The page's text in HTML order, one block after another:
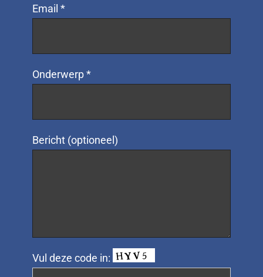
Email *
Onderwerp *
Bericht (optioneel)
Vul deze code in: